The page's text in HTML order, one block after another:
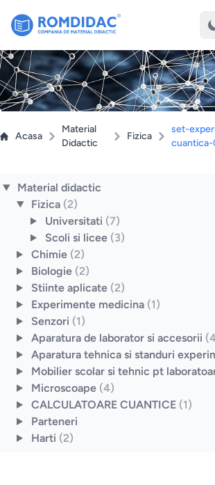
Acasa
Material
Didactic
Fizica
set-
Material didactic
Fizica (2)
Universitati (7)
Scoli si licee (3)
Chimie (2)
Biologie (2)
Stiinte aplicate (2)
Experimente medicina (1)
Senzori (1)
Aparatura de laborator si accesorii
Aparatura tehnica si standuri
Mobilier scolar si tehnic pt
Microscoape (4)
CALCULATOARE CUANTICE (1)
Parteneri
Harti (2)